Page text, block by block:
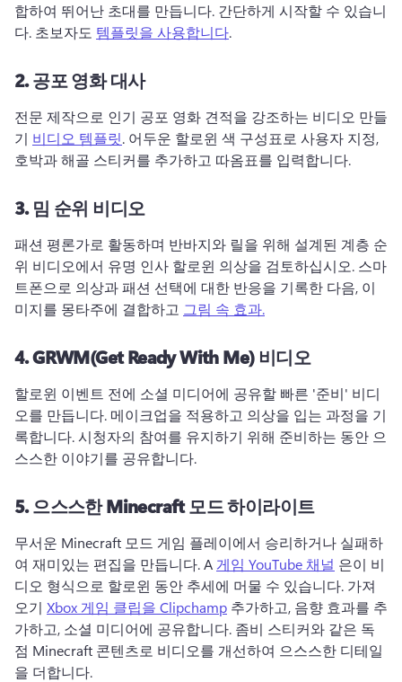
합하여 뛰어난 초대를 만듭니다. 간단하게 시작할 수 있습니
다. 초보자도 템플릿을 사용합니다.
2.공포 영화 대사
전문 제작으로 인기 공포 영화 견적을 강조하는 비디오 만들
기 비디오 템플릿. 어두운 할로윈 색 구성표로 사용자 지정,
호박과 해골 스티커를 추가하고 따옴표를 입력합니다.
3.밈 순위 비디오
패션 평론가로 활동하며 반바지와 릴을 위해 설계된 계층 순
위 비디오에서 유명 인사 할로윈 의상을 검토하십시오. 스마
트폰으로 의상과 패션 선택에 대한 반응을 기록한 다음, 이
미지를 몽타주에 결합하고 그림 속 효과.
4.GRWM(Get Ready With Me) 비디오
할로윈 이벤트 전에 소셜 미디어에 공유할 빠른 '준비' 비디
오를 만듭니다. 메이크업을 적용하고 의상을 입는 과정을 기
록합니다. 시청자의 참여를 유지하기 위해 준비하는 동안 으
스스한 이야기를 공유합니다.
5.으스스한 Minecraft 모드 하이라이트
무서운 Minecraft 모드 게임 플레이에서 승리하거나 실패하
여 재미있는 편집을 만듭니다. A 게임 YouTube 채널 은이 비
디오 형식으로 할로윈 동안 추세에 머물 수 있습니다. 가져
오기 Xbox 게임 클립을 Clipchamp 추가하고, 음향 효과를 추
가하고, 소셜 미디어에 공유합니다. 좀비 스티커와 같은 독
점 Minecraft 콘텐츠로 비디오를 개선하여 으스스한 디테일
을 더합니다.